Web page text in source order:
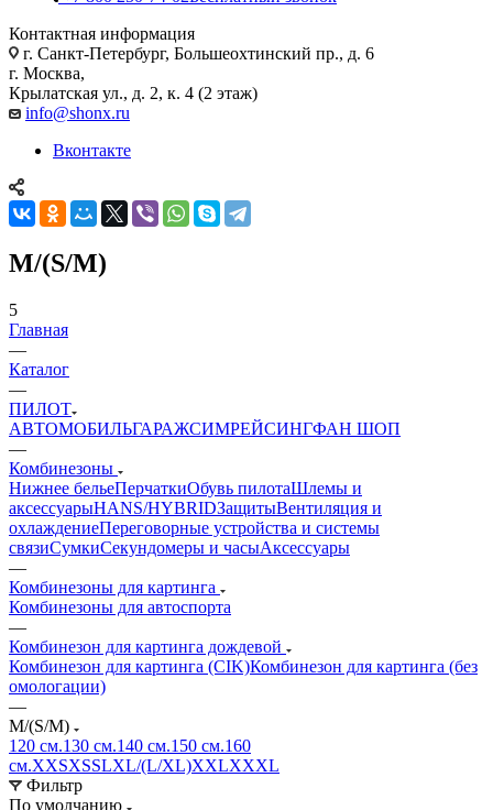
Контактная информация
г. Санкт-Петербург, Большеохтинский пр., д. 6
г. Москва,
Крылатская ул., д. 2, к. 4 (2 этаж)
info@shonx.ru
Вконтакте
M/(S/M)
5
Главная
—
Каталог
—
ПИЛОТ
АВТОМОБИЛЬГАРАЖСИМРЕЙСИНГФАН ШОП
—
Комбинезоны
Нижнее бельеПерчаткиОбувь пилотаШлемы и
аксессуарыHANS/HYBRIDЗащитыВентиляция и
охлаждениеПереговорные устройства и системы
связиСумкиСекундомеры и часыАксессуары
—
Комбинезоны для картинга
Комбинезоны для автоспорта
—
Комбинезон для картинга дождевой
Комбинезон для картинга (CIK)Комбинезон для картинга (без
омологации)
—
M/(S/M)
120 см.130 см.140 см.150 см.160
см.XXSXSSLXL/(L/XL)XXLXXXL
Фильтр
По умолчанию